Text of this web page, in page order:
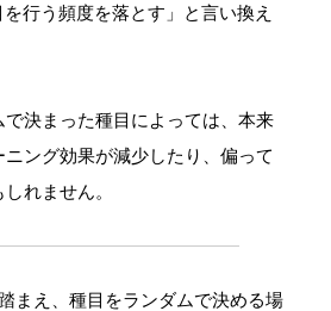
行う頻度を落とす」と言い換え
決まった種目によっては、本来
ング効果が減少したり、偏って
れません。
まえ、種目をランダムで決める場